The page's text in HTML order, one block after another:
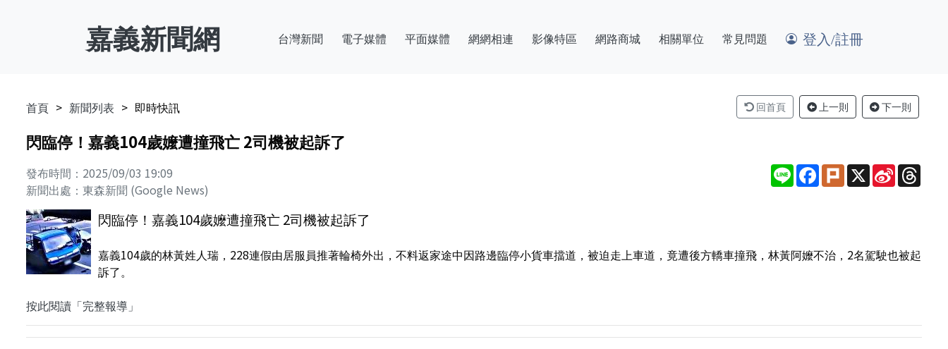
嘉義新聞網 台灣新聞 電子媒體 平面媒體 網網相連 影像特區 網路商城 相關單位 常見問題 登入/註冊
首頁 新聞列表 即時快訊 回首頁 上一則 下一則
閃臨停！嘉義104歲嬤遭撞飛亡 2司機被起訴了
發布時間：2025/09/03 19:09
新聞出處：東森新聞 (Google News)
Line Facebook
PlurkX Sina
Weibo
閃臨停！嘉義104歲嬤遭撞飛亡 2司機被起訴了
嘉義104歲的林黃姓人瑞，228連假由居服員推著輪椅外出，不料返家途中因路邊臨停小貨車擋道，被迫走上車道，竟遭後方轎車撞飛，林黃阿嬤不治，2名駕駛也被起
訴了。
按此閱讀「完整報導」